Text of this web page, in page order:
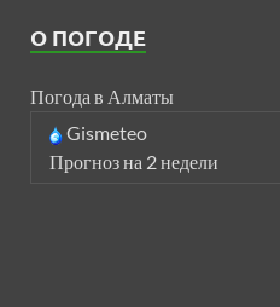
О ПОГОДЕ
Погода в Алматы
Gismeteo
Прогноз на 2 недели